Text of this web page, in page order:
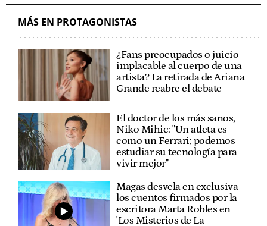
MÁS EN PROTAGONISTAS
¿Fans preocupados o juicio
implacable al cuerpo de una
artista? La retirada de Ariana
Grande reabre el debate
El doctor de los más sanos,
Niko Mihic: "Un atleta es
como un Ferrari; podemos
estudiar su tecnología para
vivir mejor"
Magas desvela en exclusiva
los cuentos firmados por la
escritora Marta Robles en
'Los Misterios de La